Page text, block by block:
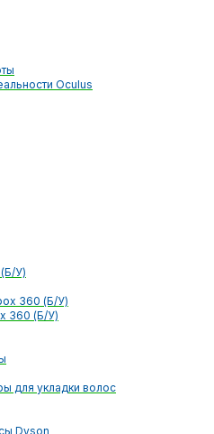
Oculus
(Б/У)
360 (Б/У)
360 (Б/У)
для укладки волос
Dyson